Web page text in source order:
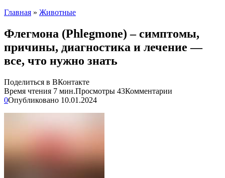
Главная » Животные
Флегмона (Phlegmone) – симптомы,
причины, диагностика и лечение —
все, что нужно знать
Поделиться в ВКонтакте
Время чтения 7 мин.Просмотры 43Комментарии
0Опубликовано 10.01.2024